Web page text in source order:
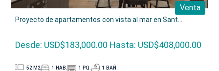
Venta
Proyecto de apartamentos con vista al mar en Sant...
Desde: USD$183,000.00 Hasta: USD$408,000.00
52 M2 1 HAB. 1 PQ. 1 BAÑ.